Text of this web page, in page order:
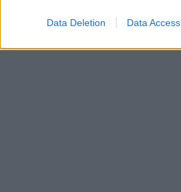
Data Deletion Data Access